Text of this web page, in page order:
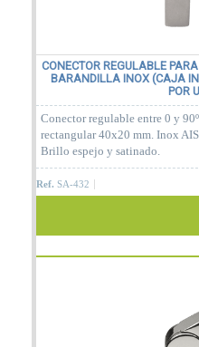
CONECTOR REGULABLE
BARANDILLA INOX (CAJA
POR
Conector regulable entre 0 y
rectangular 40x20 mm. Inox
Brillo espejo y satinado.
Ref. SA-432